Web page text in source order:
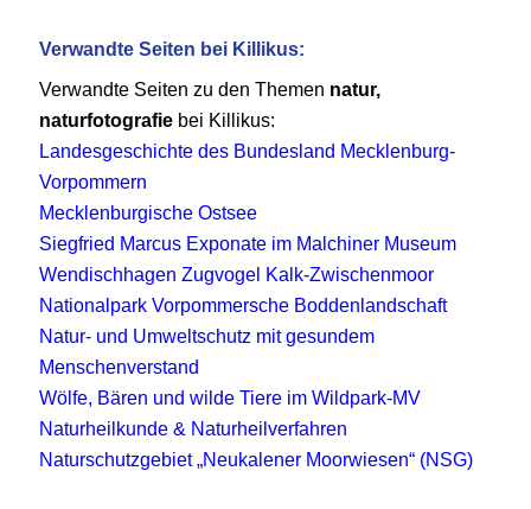
Verwandte Seiten bei Killikus:
Verwandte Seiten zu den Themen natur,
naturfotografie bei Killikus:
Landesgeschichte des Bundesland Mecklenburg-
Vorpommern
Mecklenburgische Ostsee
Siegfried Marcus Exponate im Malchiner Museum
Wendischhagen Zugvogel Kalk-Zwischenmoor
Nationalpark Vorpommersche Boddenlandschaft
Natur- und Umweltschutz mit gesundem
Menschenverstand
Wölfe, Bären und wilde Tiere im Wildpark-MV
Naturheilkunde & Naturheilverfahren
Naturschutzgebiet „Neukalener Moorwiesen“ (NSG)